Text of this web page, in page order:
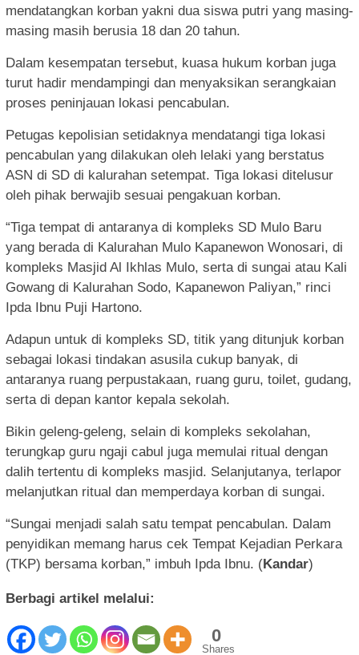
mendatangkan korban yakni dua siswa putri yang masing-
masing masih berusia 18 dan 20 tahun.
Dalam kesempatan tersebut, kuasa hukum korban juga
turut hadir mendampingi dan menyaksikan serangkaian
proses peninjauan lokasi pencabulan.
Petugas kepolisian setidaknya mendatangi tiga lokasi
pencabulan yang dilakukan oleh lelaki yang berstatus
ASN di SD di kalurahan setempat. Tiga lokasi ditelusur
oleh pihak berwajib sesuai pengakuan korban.
“Tiga tempat di antaranya di kompleks SD Mulo Baru
yang berada di Kalurahan Mulo Kapanewon Wonosari, di
kompleks Masjid Al Ikhlas Mulo, serta di sungai atau Kali
Gowang di Kalurahan Sodo, Kapanewon Paliyan,” rinci
Ipda Ibnu Puji Hartono.
Adapun untuk di kompleks SD, titik yang ditunjuk korban
sebagai lokasi tindakan asusila cukup banyak, di
antaranya ruang perpustakaan, ruang guru, toilet, gudang,
serta di depan kantor kepala sekolah.
Bikin geleng-geleng, selain di kompleks sekolahan,
terungkap guru ngaji cabul juga memulai ritual dengan
dalih tertentu di kompleks masjid. Selanjutanya, terlapor
melanjutkan ritual dan memperdaya korban di sungai.
“Sungai menjadi salah satu tempat pencabulan. Dalam
penyidikan memang harus cek Tempat Kejadian Perkara
(TKP) bersama korban,” imbuh Ipda Ibnu. (Kandar)
Berbagi artikel melalui:
0
Shares